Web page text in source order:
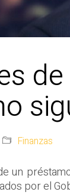
Finanzas
un
por el